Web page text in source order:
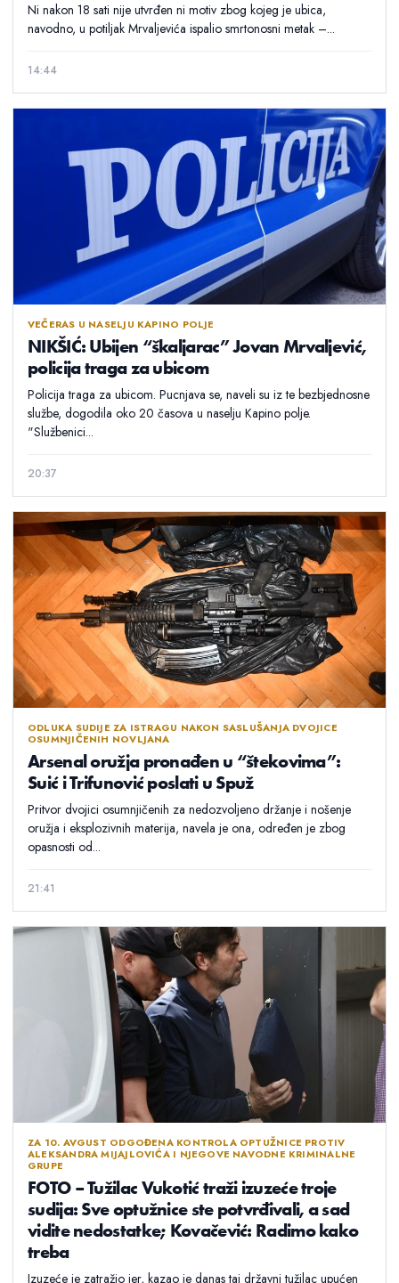
Ni nakon 18 sati nije utvrđen ni motiv zbog kojeg je ubica,
navodno, u potiljak Mrvaljevića ispalio smrtonosni metak –...
14:44
VEČERAS U NASELJU KAPINO POLJE
NIKŠIĆ: Ubijen “škaljarac” Jovan Mrvaljević,
policija traga za ubicom
Policija traga za ubicom. Pucnjava se, naveli su iz te bezbjednosne
službe, dogodila oko 20 časova u naselju Kapino polje.
"Službenici...
20:37
ODLUKA SUDIJE ZA ISTRAGU NAKON SASLUŠANJA DVOJICE
OSUMNJIČENIH NOVLJANA
Arsenal oružja pronađen u “štekovima”:
Suić i Trifunović poslati u Spuž
Pritvor dvojici osumnjičenih za nedozvoljeno držanje i nošenje
oružja i eksplozivnih materija, navela je ona, određen je zbog
opasnosti od...
21:41
ZA 10. AVGUST ODGOĐENA KONTROLA OPTUŽNICE PROTIV
ALEKSANDRA MIJAJLOVIĆA I NJEGOVE NAVODNE KRIMINALNE
GRUPE
FOTO – Tužilac Vukotić traži izuzeće troje
sudija: Sve optužnice ste potvrđivali, a sad
vidite nedostatke; Kovačević: Radimo kako
treba
Izuzeće je zatražio jer, kazao je danas taj državni tužilac upućen